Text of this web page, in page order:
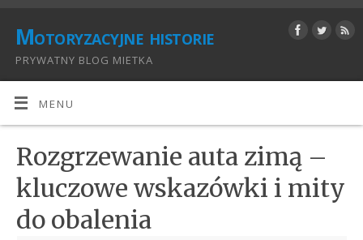
Motoryzacyjne historie
PRYWATNY BLOG MIETKA
MENU
Rozgrzewanie auta zimą –
kluczowe wskazówki i mity
do obalenia